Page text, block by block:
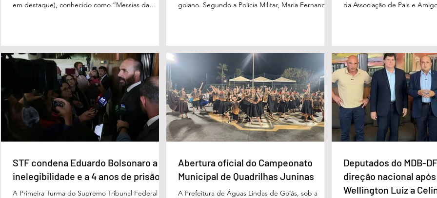
em destaque), conhecido como “Messias da
proferida pelo juiz Hermes Pereira Vidigal, da Vara
Criminal da Comarca de Edéia. O jornalista
contesta a decisão e diz que sofre perseguição.
Apesar da condenação, a pena será cumprida em
regime inicialmente aberto e
goiano. Segundo a Polícia Militar, Maria Fernanda
terça-feira (16/6) não havia sido localizada. O Corpo
de Bombeiros realiza buscas na região, que é de
mata fechada e próxima ao Rio Paraíso. De acordo
com o tenente Vivaldo Alves da Silva Filho, da Polí
da Associação de Pais e
avanço nas políticas públicas
especializada e atendimento
pessoas com deficiência. A
projetada para oferecer
STF condena Eduardo Bolsonaro a
inelegibilidade e a 4 anos de prisão
A Primeira Turma do Supremo Tribunal Federal
Abertura oficial do Campeonato
Municipal de Quadrilhas Juninas
A Prefeitura de Águas Lindas de Goiás, sob a
Deputados do MDB-
direção nacional
Wellington Luiz a